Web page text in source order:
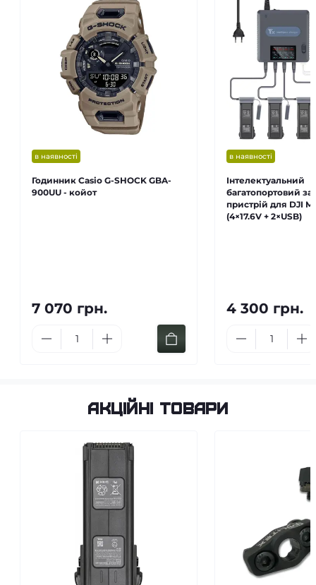
в наявності
Годинник Casio G-SHOCK GBA-
900UU - койот
7 070 грн.
в наявності
Інтелектуальний
багатопортовий
пристрій для DJI
(4×17.6V + 2×USB)
4 300 грн.
Акційні товари